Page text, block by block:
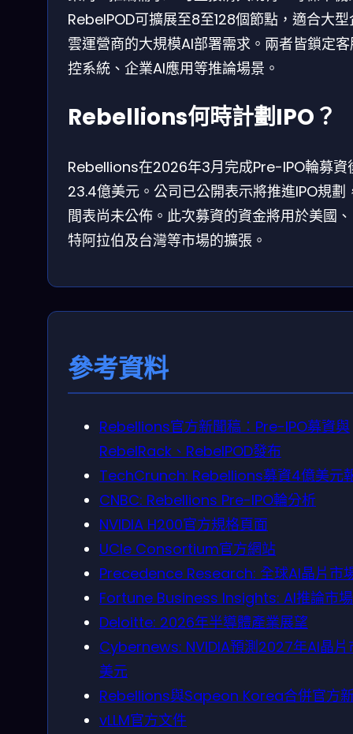
RebelPOD可擴展至8至128個節點，適合大
雲運營商的大規模AI部署需求。兩者皆鎖定
控系統、企業AI應用等推論場景。
Rebellions何時計劃IPO？
Rebellions在2026年3月完成Pre-IPO輪募資
23.4億美元。公司已公開表示將推進IPO規劃
間表尚未公佈。此次募資的資金將用於美國
特阿拉伯及台灣等市場的擴張。
參考資料
Rebellions官方新聞稿：Pre-IPO募資與
RebelRack、RebelPOD發布
TechCrunch: Rebellions募資4億美元
CNBC: Rebellions Pre-IPO輪分析
NVIDIA H200官方規格頁面
UCIe Consortium官方網站
Precedence Research: 全球AI晶片市
Fortune Business Insights: AI推論市
Deloitte: 2026年半導體產業展望
Cybernews: NVIDIA預測2027年AI晶片
美元
Rebellions與Sapeon Korea合併官方
vLLM官方文件